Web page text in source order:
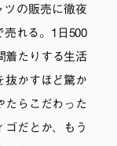
ツの販売に徹夜
売れる。1日500
着たりする生活
抜かすほど驚か
たらこだわった
ゴだとか、もう